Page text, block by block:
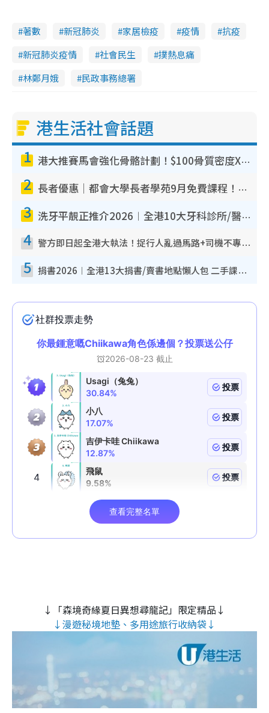
著數 新冠肺炎 家居檢疫 疫情
抗疫
新冠肺炎疫情
社會民生
撲熱息痛
林鄭月娥
民政事務總署
港生活社會話題
1 港大推賽馬會強化骨骼計劃！$100骨質密度X光檢查 完成免費運動訓練送超市禮券！附參加資格
2 長者優惠｜都會大學長者學苑9月免費課程！多媒體/微電影創作/網絡安全 附報名方法教學
3 洗牙平靚正推介2026︱全港10大牙科診所/醫院懶人包 夜診至8點/鎮靜潔牙/醫療券適用
4 警方即日起全港大執法！捉行人亂過馬路+司機不專注駕駛！亂過馬路罰$2000
5 捐書2026︱全港13大捐書/賣書地點懶人包 二手課本最高$150＋舊書換免費咖啡/戲票
↓「森境奇緣夏日異想尋龍記」限定精品↓
↓漫遊秘境地墊、多用途旅行收納袋↓